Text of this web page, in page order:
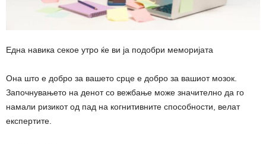
Една навика секое утро ќе ви ја подобри меморијата
Она што е добро за вашето срце е добро за вашиот мозок.
Започнувањето на денот со вежбање може значително да го
намали ризикот од пад на когнитивните способности, велат
експертите.